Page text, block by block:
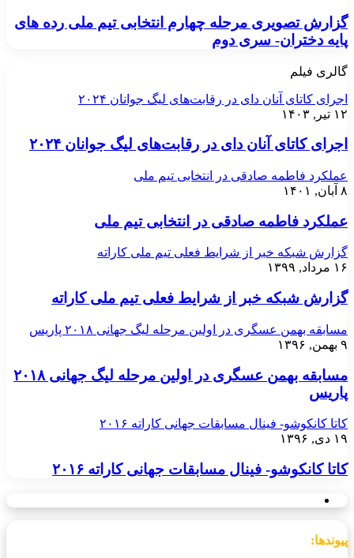
گزارش تصویری مرحله چهارم انتخابی تیم ملی رده های
پایه دختران- سری دوم
گالری فیلم
اجرای کاتای آنان دای در رقابت‌های لیگ جوانان ۲۰۲۴
۱۲ تیر, ۱۴۰۳
اجرای کاتای آنان دای در رقابت‌های لیگ جوانان ۲۰۲۴
عملکرد فاطمه صادقی در انتخابی تیم ملی
۸ آبان, ۱۴۰۱
عملکرد فاطمه صادقی در انتخابی تیم ملی
گزارش شبکه خبر از شرایط فعلی تیم ملی کاراته
۱۶ مرداد, ۱۳۹۹
گزارش شبکه خبر از شرایط فعلی تیم ملی کاراته
مسابقه بهمن عسگری در اولین مرحله لیگ جهانی ۲۰۱۸ پاریس
۹ بهمن, ۱۳۹۶
مسابقه بهمن عسگری در اولین مرحله لیگ جهانی ۲۰۱۸
پاریس
کاتا کانکوشو- فینال مسابقات جهانی کاراته ۲۰۱۶
۱۹ دی, ۱۳۹۶
کاتا کانکوشو- فینال مسابقات جهانی کاراته ۲۰۱۶
پیوندها: